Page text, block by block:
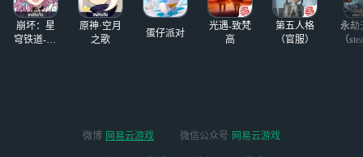
参与话题更可获得游
崩坏：星
穹铁道-4.4
原神·空月
之歌
蛋仔派对
光遇-致梵
高
第五人格
（官服）
永劫
（
微博 网易云游戏 微信公众号 网易云游戏